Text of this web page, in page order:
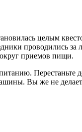
целым
проводились за
приемов пищи.
Перестаньте
Вы же не